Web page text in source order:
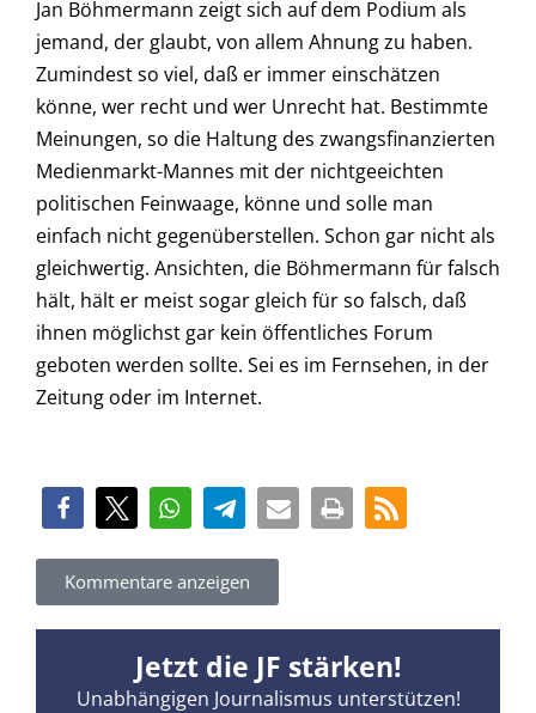
Jan Böhmermann zeigt sich auf dem Podium als
jemand, der glaubt, von allem Ahnung zu haben.
Zumindest so viel, daß er immer einschätzen
könne, wer recht und wer Unrecht hat. Bestimmte
Meinungen, so die Haltung des zwangsfinanzierten
Medienmarkt-Mannes mit der nichtgeeichten
politischen Feinwaage, könne und solle man
einfach nicht gegenüberstellen. Schon gar nicht als
gleichwertig. Ansichten, die Böhmermann für falsch
hält, hält er meist sogar gleich für so falsch, daß
ihnen möglichst gar kein öffentliches Forum
geboten werden sollte. Sei es im Fernsehen, in der
Zeitung oder im Internet.
Kommentare anzeigen
Jetzt die JF stärken!
Unabhängigen Journalismus unterstützen!